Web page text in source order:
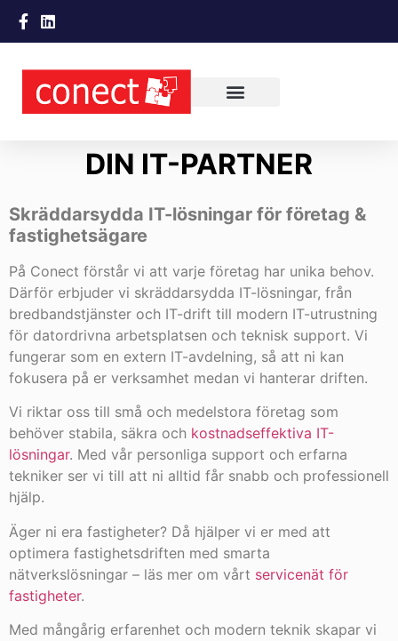
DIN IT-PARTNER
Skräddarsydda IT-lösningar för företag &
fastighetsägare
På Conect förstår vi att varje företag har unika behov.
Därför erbjuder vi skräddarsydda IT-lösningar, från
bredbandstjänster och IT-drift till modern IT-utrustning
för datordrivna arbetsplatsen och teknisk support. Vi
fungerar som en extern IT-avdelning, så att ni kan
fokusera på er verksamhet medan vi hanterar driften.
Vi riktar oss till små och medelstora företag som
behöver stabila, säkra och kostnadseffektiva IT-
lösningar. Med vår personliga support och erfarna
tekniker ser vi till att ni alltid får snabb och professionell
hjälp.
Äger ni era fastigheter? Då hjälper vi er med att
optimera fastighetsdriften med smarta
nätverkslösningar – läs mer om vårt servicenät för
fastigheter.
Med mångårig erfarenhet och modern teknik skapar vi